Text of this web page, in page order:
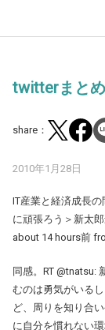
twitterまと
share：
2010年1月28日
IT産業と経済成長
に頑張ろう＞新太
about 14 hours前
同感。RT @tnatsu:
むのは勇気がいる
ど、周りを知り合
に自分を慣れない